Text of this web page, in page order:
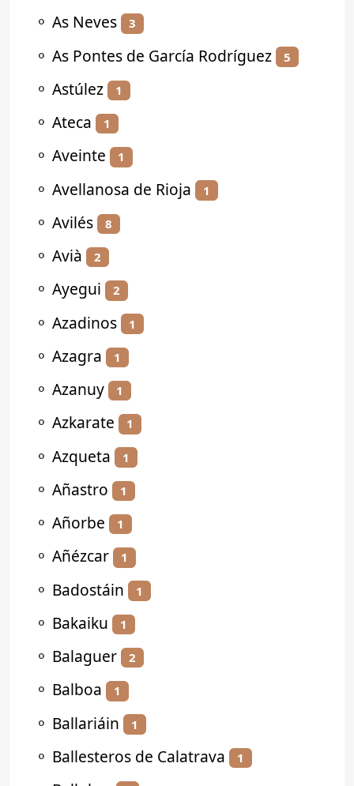
⚬ As Neves 3
⚬ As Pontes de García Rodríguez 5
⚬ Astúlez 1
⚬ Ateca 1
⚬ Aveinte 1
⚬ Avellanosa de Rioja 1
⚬ Avilés 8
⚬ Avià 2
⚬ Ayegui 2
⚬ Azadinos 1
⚬ Azagra 1
⚬ Azanuy 1
⚬ Azkarate 1
⚬ Azqueta 1
⚬ Añastro 1
⚬ Añorbe 1
⚬ Añézcar 1
⚬ Badostáin 1
⚬ Bakaiku 1
⚬ Balaguer 2
⚬ Balboa 1
⚬ Ballariáin 1
⚬ Ballesteros de Calatrava 1